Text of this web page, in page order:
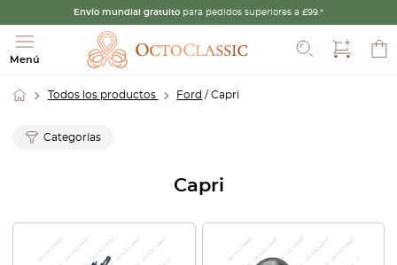
Envío mundial gratuito para pedidos superiores a £99.*
Menú
Todos los productos Ford / Capri
Categorías
Capri